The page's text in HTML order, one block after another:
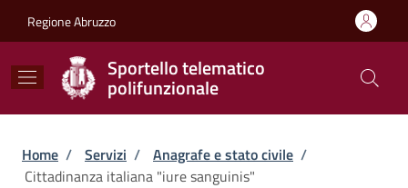
Regione Abruzzo
Sportello telematico
polifunzionale
Briciole di pane
Home / Servizi / Anagrafe e stato civile /
Cittadinanza italiana "iure sanguinis"